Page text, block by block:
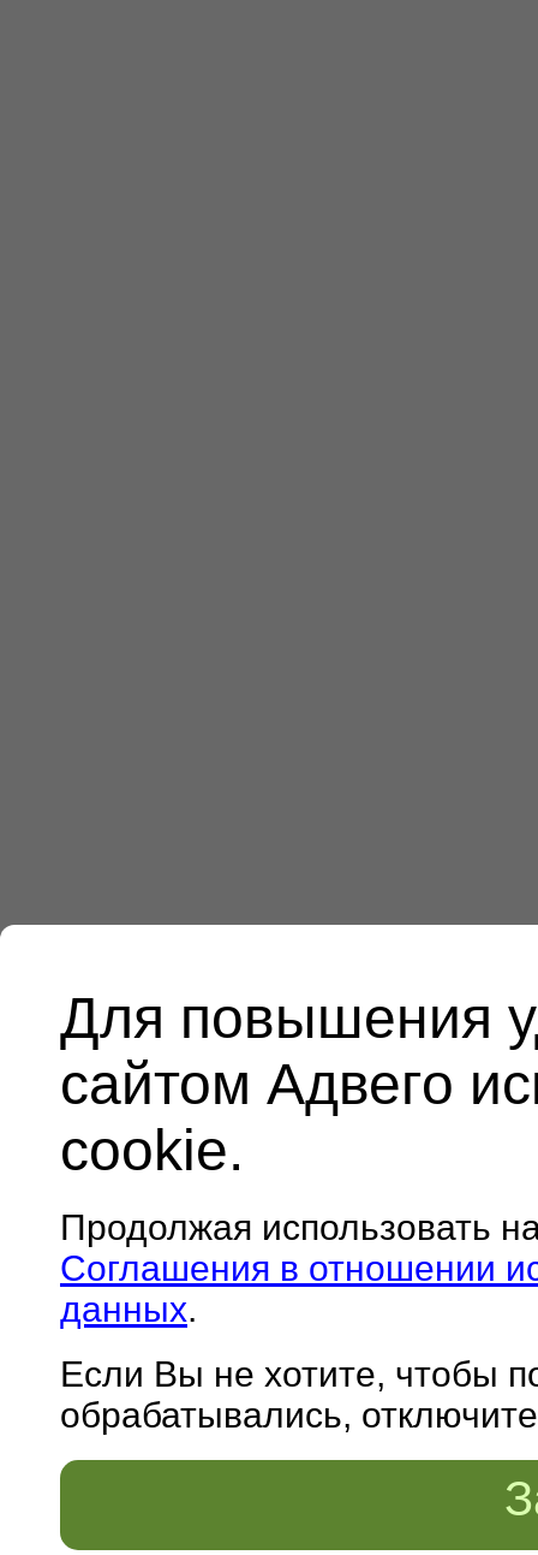
Для повышения
сайтом Адвего
cookie.
Продолжая использовать
Соглашения в отношении
данных.
Если Вы не хотите, чтобы
обрабатывались,